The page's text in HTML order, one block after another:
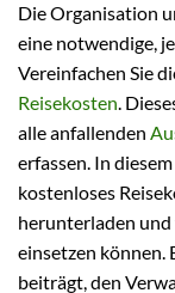
Die Organisation
eine notwendige,
Vereinfachen Sie
Reisekosten.
alle anfallenden
erfassen. In
kostenloses
herunterladen
einsetzen können.
beiträgt, den